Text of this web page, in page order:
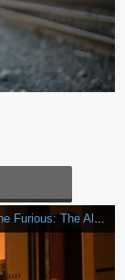
Kehlani & G-Eazy - Good Life (from The Fate of the Furious: The Album) [Official Music Video]